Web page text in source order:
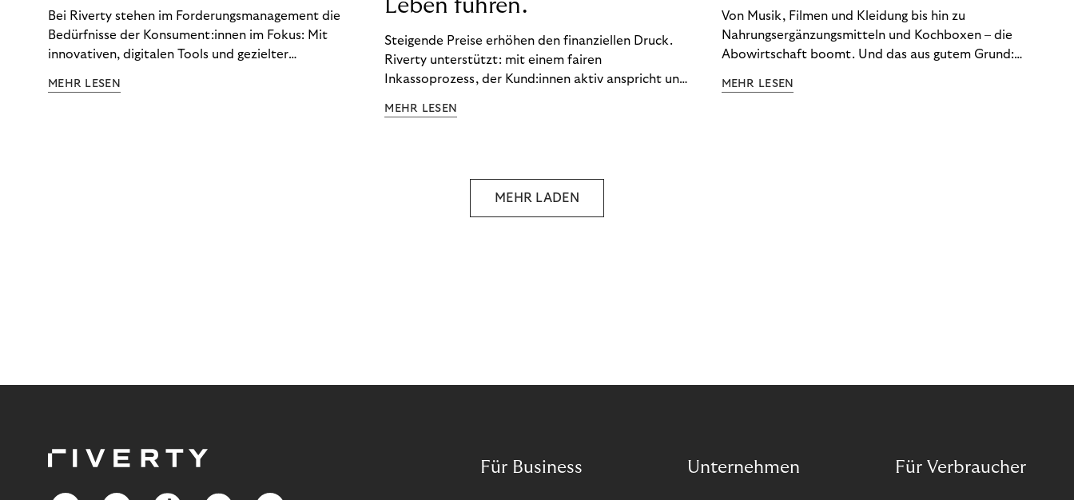
Bei Riverty stehen im Forderungsmanagement die
Bedürfnisse der Konsument:innen im Fokus: Mit
innovativen, digitalen Tools und gezielter
ein Leben in finanzieller Freiheit zu führen. So
MEHR LESEN
Leben führen.
Steigende Preise erhöhen den finanziellen Druck.
Riverty unterstützt: mit einem fairen
Inkassoprozess, der Kund:innen aktiv anspricht und
Finanzbildung ermöglicht. So bleiben Menschen
MEHR LESEN
Von Musik, Filmen und Kleidung bis hin zu
Nahrungsergänzungsmitteln und Kochboxen – die
Abowirtschaft boomt. Und das aus gutem Grund:
wünschen. Sie ermöglichen es uns, Produkte und
MEHR LESEN
MEHR LADEN
Für Business Unternehmen Für Verbraucher